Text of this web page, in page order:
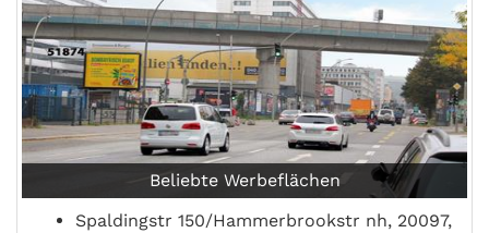
Beliebte Werbeflächen
Spaldingstr 150/Hammerbrookstr nh, 20097,